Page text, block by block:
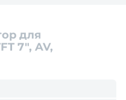
для
7", AV,